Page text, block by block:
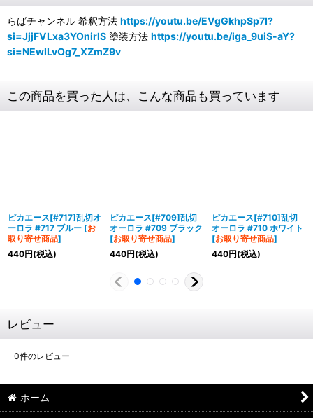
らばチャンネル 希釈方法 https://youtu.be/EVgGkhpSp7I?
si=JjjFVLxa3YOnirlS 塗装方法 https://youtu.be/iga_9uiS-aY?
si=NEwILvOg7_XZmZ9v
この商品を買った人は、こんな商品も買っています
ピカエース[#717]乱切オ
ーロラ #717 ブルー [お
取り寄せ商品]
440円(税込)
ピカエース[#709]乱切
オーロラ #709 ブラック
[お取り寄せ商品]
440円(税込)
ピカエース[#710]乱切
オーロラ #710 ホワイト
[お取り寄せ商品]
440円(税込)
レビュー
0件のレビュー
ホーム